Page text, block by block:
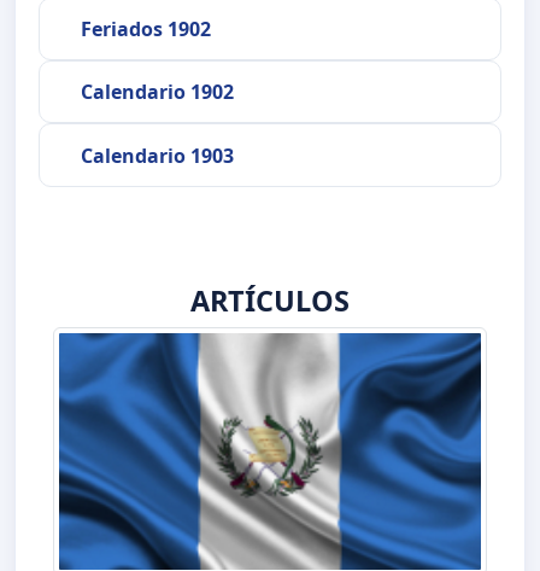
Feriados 1902
Calendario 1902
Calendario 1903
ARTÍCULOS